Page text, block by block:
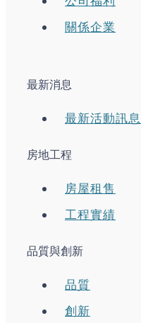
關係企業
最新消息
最新活動訊息
房地工程
房屋租售
工程實績
品質與創新
品質
創新